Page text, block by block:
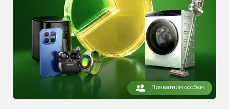
Приватним особам